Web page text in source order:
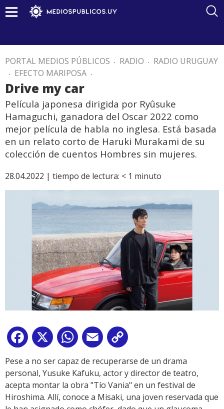
PORTAL MEDIOS PÚBLICOS . RADIO . RADIO URUGUAY
. EFECTO MARIPOSA .
Drive my car
Película japonesa dirigida por Ryûsuke
Hamaguchi, ganadora del Oscar 2022 como
mejor película de habla no inglesa. Está basada
en un relato corto de Haruki Murakami de su
colección de cuentos Hombres sin mujeres.
28.04.2022 | tiempo de lectura: < 1 minuto
Facebook
X WhatsApp
Email
Link
Pese a no ser capaz de recuperarse de un drama
personal, Yusuke Kafuku, actor y director de teatro,
acepta montar la obra "Tío Vania" en un festival de
Hiroshima. Allí, conoce a Misaki, una joven reservada que